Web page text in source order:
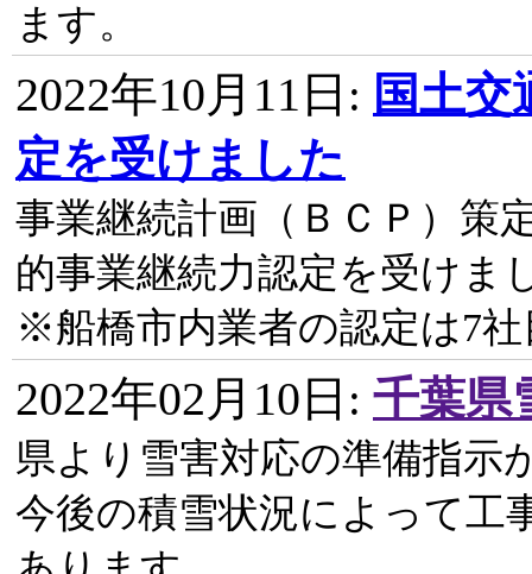
ます。
2022年10月11日 : 国土交
定を受けました
事業継続計画（ＢＣＰ）策
的事業継続力認定を受けま
※船橋市内業者の認定は7
2022年02月10日 : 千葉県
県より雪害対応の準備指示
今後の積雪状況によって工